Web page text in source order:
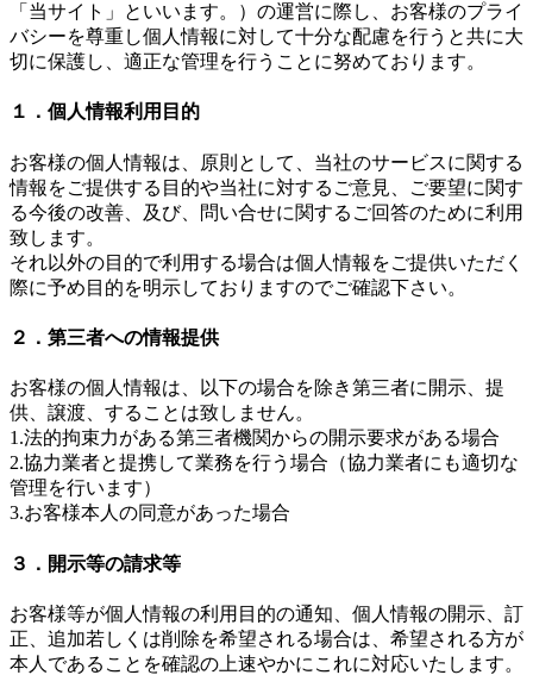
「当サイト」といいます。）の運営に際し、お客様のプライ
バシーを尊重し個人情報に対して十分な配慮を行うと共に大
切に保護し、適正な管理を行うことに努めております。
１．個人情報利用目的
お客様の個人情報は、原則として、当社のサービスに関する
情報をご提供する目的や当社に対するご意見、ご要望に関す
る今後の改善、及び、問い合せに関するご回答のために利用
致します。
それ以外の目的で利用する場合は個人情報をご提供いただく
際に予め目的を明示しておりますのでご確認下さい。
２．第三者への情報提供
お客様の個人情報は、以下の場合を除き第三者に開示、提
供、譲渡、することは致しません。
1.法的拘束力がある第三者機関からの開示要求がある場合
2.協力業者と提携して業務を行う場合（協力業者にも適切な
管理を行います）
3.お客様本人の同意があった場合
３．開示等の請求等
お客様等が個人情報の利用目的の通知、個人情報の開示、訂
正、追加若しくは削除を希望される場合は、希望される方が
本人であることを確認の上速やかにこれに対応いたします。